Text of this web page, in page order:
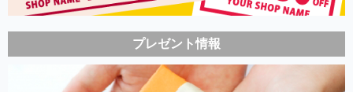
プレゼント情報